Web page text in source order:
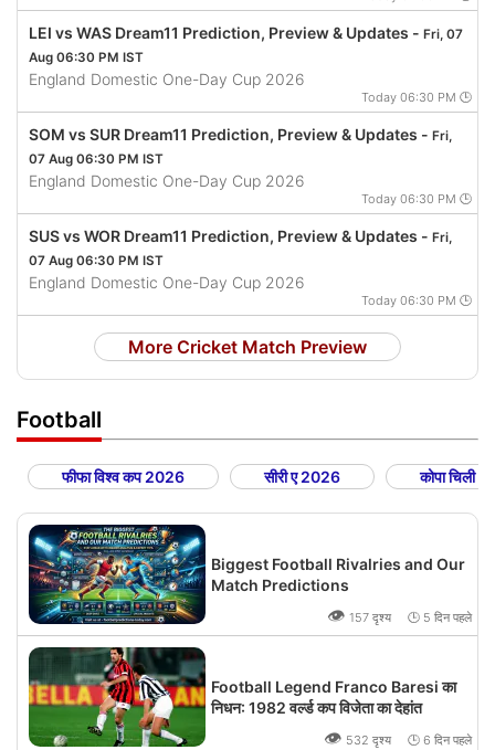
LEI vs WAS Dream11 Prediction, Preview & Updates - Fri, 07
Aug 06:30 PM IST
England Domestic One-Day Cup 2026
Today 06:30 PM 🕒
SOM vs SUR Dream11 Prediction, Preview & Updates - Fri,
07 Aug 06:30 PM IST
England Domestic One-Day Cup 2026
Today 06:30 PM 🕒
SUS vs WOR Dream11 Prediction, Preview & Updates - Fri,
07 Aug 06:30 PM IST
England Domestic One-Day Cup 2026
Today 06:30 PM 🕒
More Cricket Match Preview
Football
फीफा विश्व कप 2026 सीरी ए 2026 कोपा चिली
Biggest Football Rivalries and Our
Match Predictions
👁 157 दृश्य 🕒 5 दिन पहले
Football Legend Franco Baresi का
निधन: 1982 वर्ल्ड कप विजेता का देहांत
👁 532 दृश्य 🕒 6 दिन पहले